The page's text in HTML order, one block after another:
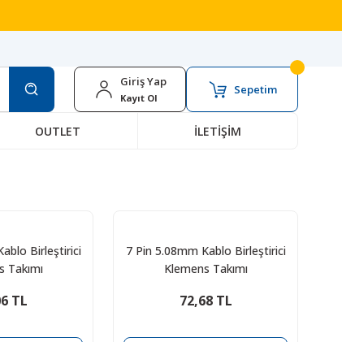
Giriş Yap
Kayıt Ol
Sepetim
OUTLET İLETİŞİM
Birleştirici
Takımı
TL
7 Pin 5.08mm Kablo Birleştirici
Klemens Takımı
72,68 TL